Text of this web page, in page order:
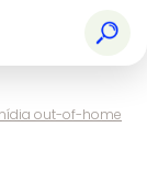
out-of-home